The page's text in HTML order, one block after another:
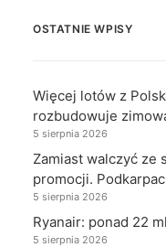
OSTATNIE WPISY
Więcej lotów z
rozbudowuje
5 sierpnia 2026
Zamiast walczyć ze
promocji.
5 sierpnia 2026
Ryanair: ponad 22
5 sierpnia 2026